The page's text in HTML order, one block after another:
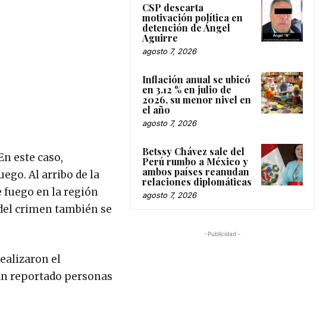
este caso,
Al arribo de la
fuego en la región
crimen también se
el
reportado personas
CSP descarta
motivación política en
detención de Ángel
Aguirre
agosto 7, 2026
Inflación anual se ubicó
en 3.12 % en julio de
2026, su menor nivel en
el año
agosto 7, 2026
Betssy Chávez sale del
Perú rumbo a México y
ambos países reanudan
relaciones diplomáticas
agosto 7, 2026
-Publicidad -